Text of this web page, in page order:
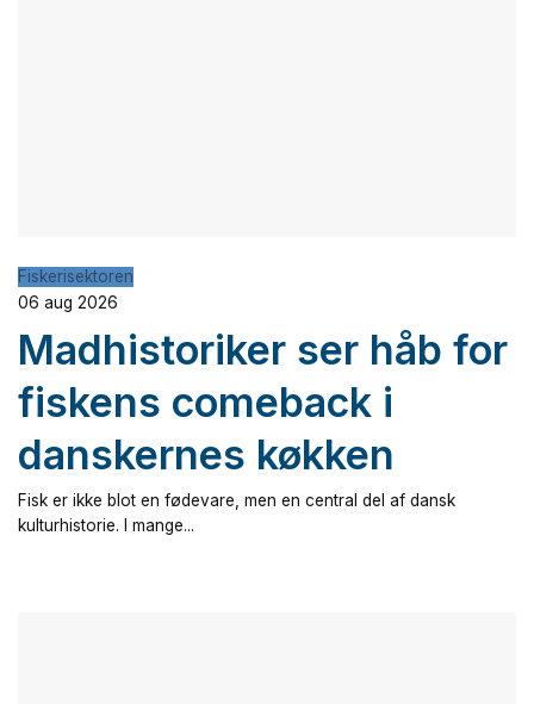
Fiskerisektoren
06 aug 2026
Madhistoriker ser håb for
fiskens comeback i
danskernes køkken
Fisk er ikke blot en fødevare, men en central del af dansk
kulturhistorie. I mange...